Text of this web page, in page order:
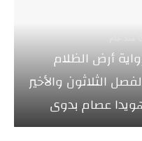
أرض الظلام
الثلاثون والأخير
عصام بدوى